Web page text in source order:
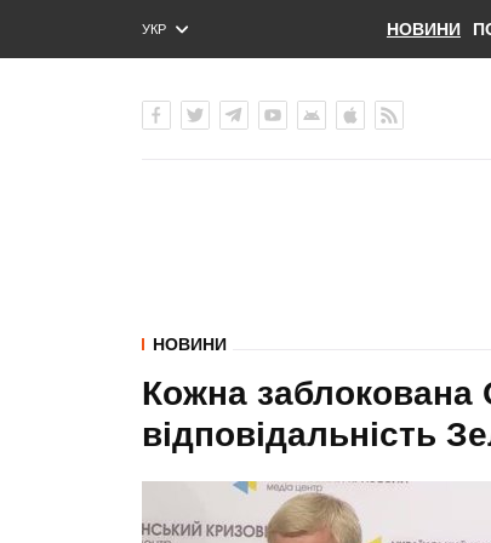
УКР
ENG
НОВИНИ
НОВИНИ
Кожна
відповідальність